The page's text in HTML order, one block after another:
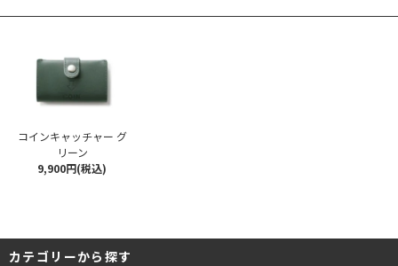
コインキャッチャー グ
リーン
9,900円(税込)
カテゴリーから探す